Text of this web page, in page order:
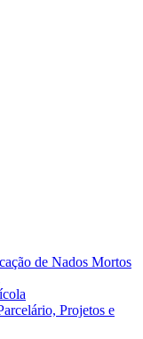
de Nados Mortos
Projetos e